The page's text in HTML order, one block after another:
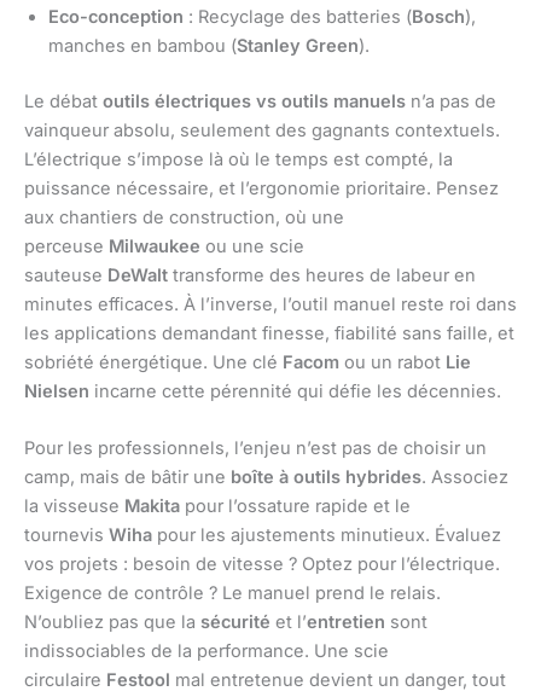
Eco-conception : Recyclage des batteries (Bosch),
manches en bambou (Stanley Green).
Le débat outils électriques vs outils manuels n’a pas de
vainqueur absolu, seulement des gagnants contextuels.
L’électrique s’impose là où le temps est compté, la
puissance nécessaire, et l’ergonomie prioritaire. Pensez
aux chantiers de construction, où une
perceuse Milwaukee ou une scie
sauteuse DeWalt transforme des heures de labeur en
minutes efficaces. À l’inverse, l’outil manuel reste roi dans
les applications demandant finesse, fiabilité sans faille, et
sobriété énergétique. Une clé Facom ou un rabot Lie
Nielsen incarne cette pérennité qui défie les décennies.
Pour les professionnels, l’enjeu n’est pas de choisir un
camp, mais de bâtir une boîte à outils hybrides. Associez
la visseuse Makita pour l’ossature rapide et le
tournevis Wiha pour les ajustements minutieux. Évaluez
vos projets : besoin de vitesse ? Optez pour l’électrique.
Exigence de contrôle ? Le manuel prend le relais.
N’oubliez pas que la sécurité et l’entretien sont
indissociables de la performance. Une scie
circulaire Festool mal entretenue devient un danger, tout